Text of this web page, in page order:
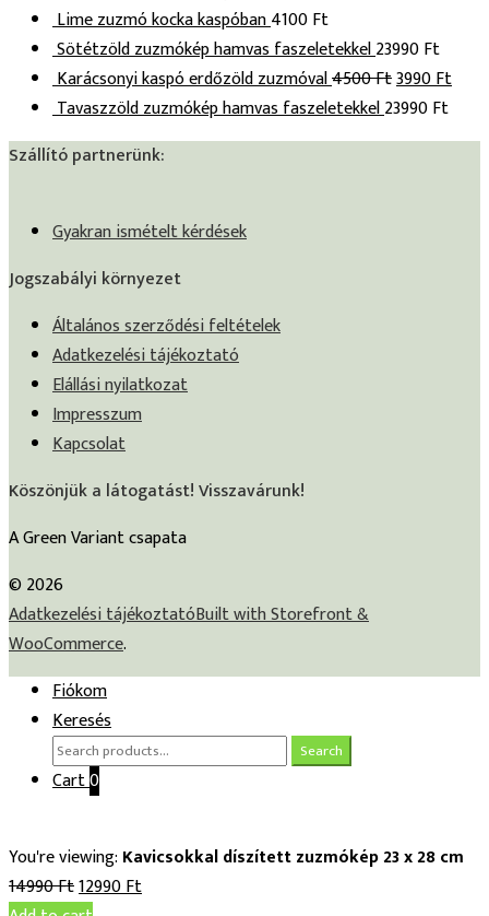
Lime zuzmó kocka kaspóban4100Ft
Sötétzöld zuzmókép hamvas faszeletekkel23990Ft
Karácsonyi kaspó erdőzöld zuzmóval4500Ft3990Ft
Tavaszzöld zuzmókép hamvas faszeletekkel23990Ft
Szállító partnerünk:
Gyakran ismételt kérdések
Jogszabályi környezet
Általános szerződési feltételek
Adatkezelési tájékoztató
Elállási nyilatkozat
Impresszum
Kapcsolat
Köszönjük a látogatást! Visszavárunk!
A Green Variant csapata
© 2026
Adatkezelési tájékoztatóBuilt with Storefront &
WooCommerce.
Fiókom
Keresés
Search
for:
Search
Cart0
You're viewing: Kavicsokkal díszített zuzmókép 23 x 28 cm
14990Ft12990Ft